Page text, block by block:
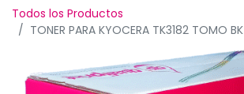
Todos los Productos
TONER PARA KYOCERA TK3182 TOMO BK